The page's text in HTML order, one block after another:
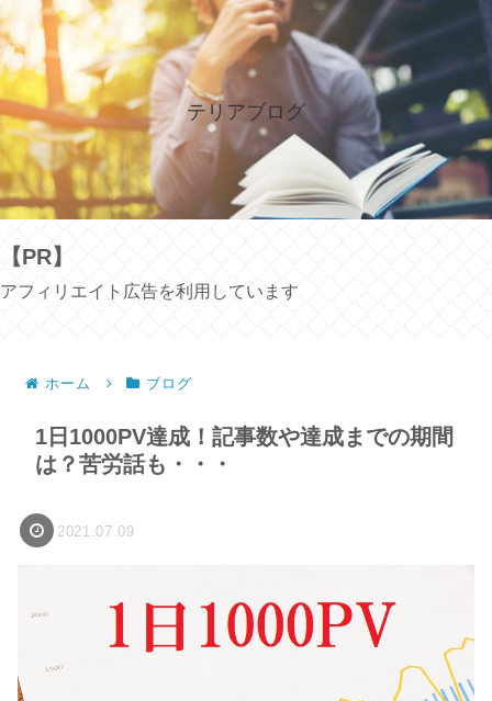
テリアブログ
【PR】
アフィリエイト広告を利用しています
ホーム ブログ
1日1000PV達成！記事数や達成までの期間
は？苦労話も・・・
2021.07.09